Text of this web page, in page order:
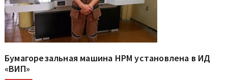
Бумагорезальная машина HPM установлена в ИД
«ВИП»